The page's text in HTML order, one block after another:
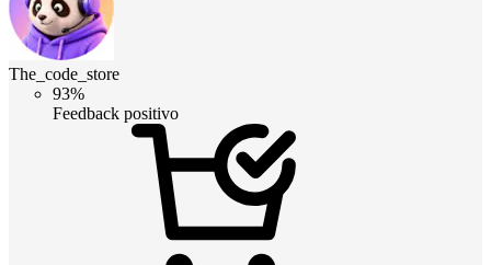
The_code_store
93%
Feedback positivo